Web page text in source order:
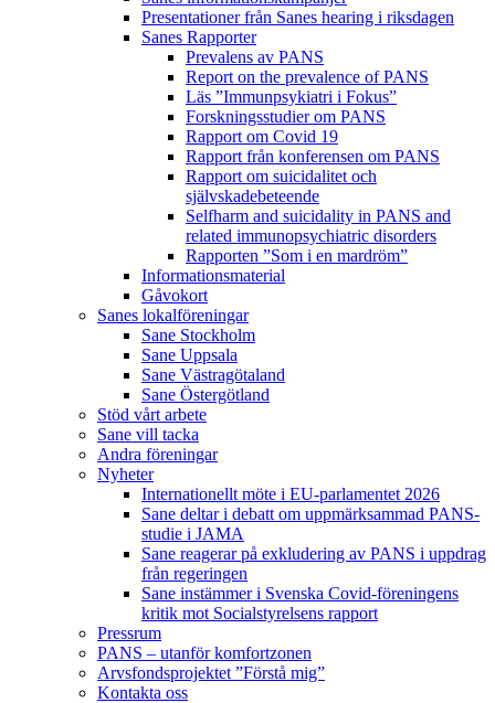
Presentationer från Sanes hearing i riksdagen
Sanes Rapporter
Prevalens av PANS
Report on the prevalence of PANS
Läs ”Immunpsykiatri i Fokus”
Forskningsstudier om PANS
Rapport om Covid 19
Rapport från konferensen om PANS
Rapport om suicidalitet och
självskadebeteende
Selfharm and suicidality in PANS and
related immunopsychiatric disorders
Rapporten ”Som i en mardröm”
Informationsmaterial
Gåvokort
Sanes lokalföreningar
Sane Stockholm
Sane Uppsala
Sane Västragötaland
Sane Östergötland
Stöd vårt arbete
Sane vill tacka
Andra föreningar
Nyheter
Internationellt möte i EU-parlamentet 2026
Sane deltar i debatt om uppmärksammad PANS-
studie i JAMA
Sane reagerar på exkludering av PANS i uppdrag
från regeringen
Sane instämmer i Svenska Covid-föreningens
kritik mot Socialstyrelsens rapport
Pressrum
PANS – utanför komfortzonen
Arvsfondsprojektet ”Förstå mig”
Kontakta oss